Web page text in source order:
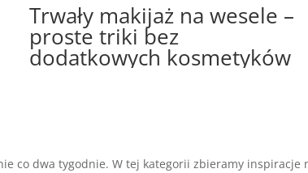
Trwały makijaż na wesele –
proste triki bez
dodatkowych kosmetyków
co dwa tygodnie. W tej kategorii zbieramy